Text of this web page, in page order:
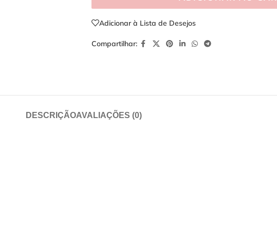
Adicionar à Lista de Desejos
Compartilhar:
DESCRIÇÃOAVALIAÇÕES (0)